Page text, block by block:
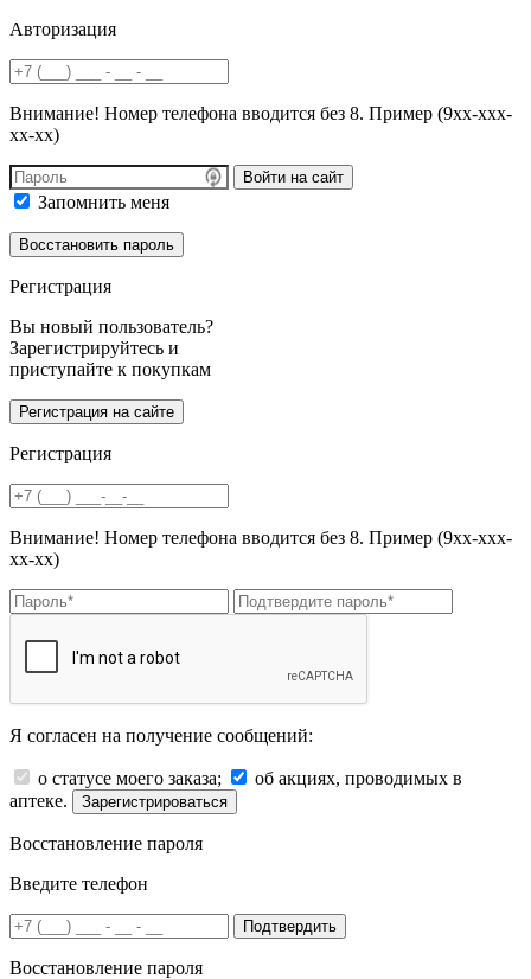
Авторизация
Внимание! Номер телефона вводится без 8. Пример (9хх-ххх-
хх-хх)
Войти на сайт
Запомнить меня
Регистрация
Вы новый пользователь?
Зарегистрируйтесь и
приступайте к покупкам
Регистрация
Внимание! Номер телефона вводится без 8. Пример (9хх-ххх-
хх-хх)
Я согласен на получение сообщений:
о статусе моего заказа;
об акциях, проводимых в
аптеке.
Зарегистрироваться
Восстановление пароля
Введите телефон
Подтвердить
Восстановление пароля